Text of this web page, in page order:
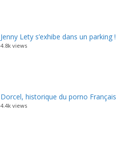
Jenny Lety s’exhibe dans un parking !
4.8k views
Dorcel, historique du porno Français
4.4k views